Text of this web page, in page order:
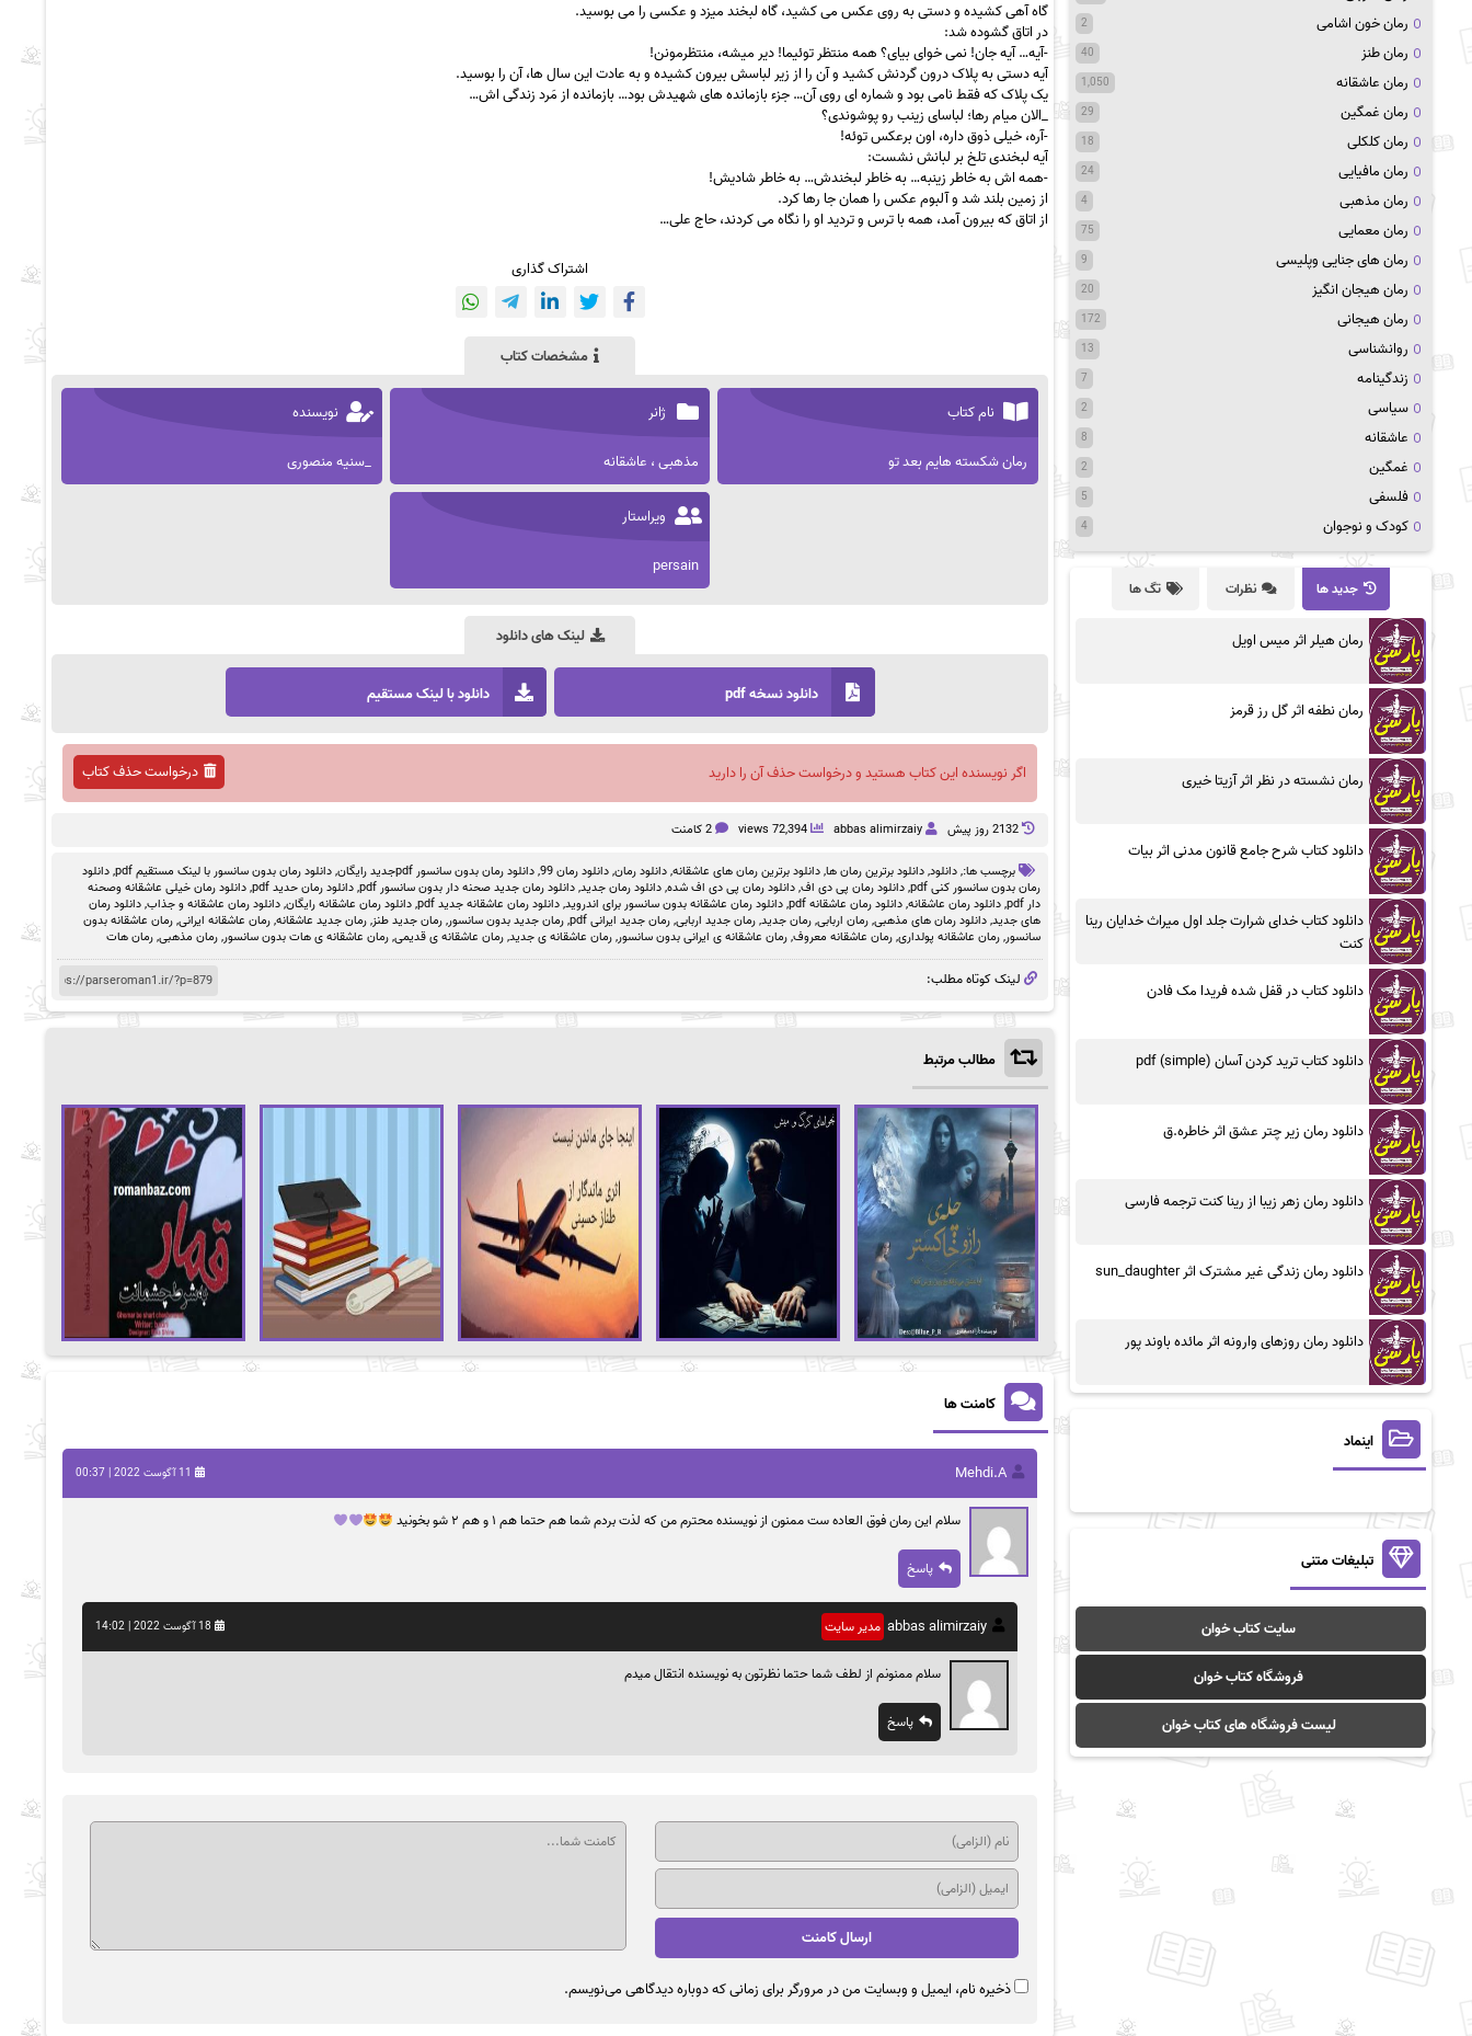
گاه آهی کشیده و دستی به روی عکس می کشید، گاه لبخند میزد و عکسی را می بوسید.
در اتاق گشوده شد:
-آیه… آیه جان! نمی خوای بیای؟ همه منتظر توئیما! دیر میشه، منتظرمونن!
آیه دستی به پلاک درون گردنش کشید و آن را از زیر لباسش بیرون کشیده و به عادت این سال ها، آن را بوسید.
یک پلاک که فقط نامی بود و شماره ای روی آن… جزء بازمانده های شهیدش بود… بازمانده از مَرد زندگی اش…
_الان میام رها؛ لباسای زینب رو پوشوندی؟
-آره، خیلی ذوق داره، اون برعکس توئه!
آیه لبخندی تلخ بر لبانش نشست:
-همه اش به خاطر زینبه… به خاطر لبخندش… به خاطر شادیش!
از زمین بلند شد و آلبوم عکس را همان جا رها کرد.
از اتاق که بیرون آمد، همه با ترس و تردید او را نگاه می کردند، حاج علی…
اشتراک گذاری
مشخصات کتاب
نام کتاب
رمان شکسته هایم بعد تو
ژانر
مذهبی ، عاشقانه
نویسنده
_سنیه منصوری
ویراستار
persain
لینک های دانلود
دانلود نسخه pdf دانلود با لینک مستقیم
اگر نویسنده این کتاب هستید و درخواست حذف آن را دارید درخواست حذف کتاب
2132 روز پيش abbas alimirzaiy
72,394 views 2 کامنت
برچسب ها:,دانلود,دانلود برترین رمان ها,دانلود برترین رمان های عاشقانه,دانلود رمان,دانلود رمان 99 ,دانلود رمان بدون سانسور pdfجدید رایگان ,دانلود رمان بدون سانسور با لینک مستقیم pdf ,دانلود
رمان بدون سانسور کنی pdf
,دانلود رمان پی دی اف,دانلود رمان پی دی اف شده,دانلود رمان جدید,دانلود رمان جدید صحنه دار بدون سانسور pdf ,دانلود رمان حدید pdf ,دانلود رمان خیلی عاشقانه وصحنه
دار pdf
,دانلود رمان عاشقانه,دانلود رمان عاشقانه pdf ,دانلود رمان عاشقانه بدون سانسور برای اندروید,دانلود رمان عاشقانه جدید pdf ,دانلود رمان عاشقانه رایگان,دانلود رمان عاشقانه و جذاب,دانلود رمان
های جدید,دانلود رمان های مذهبی,رمان اربابی,رمان جدید,رمان جدید اربابی,رمان جدید ایرانی pdf ,رمان جدید بدون سانسور,رمان جدید طنز,رمان جدید عاشقانه,رمان عاشقانه ایرانی,رمان عاشقانه بدون
سانسور,رمان عاشقانه پولداری,رمان عاشقانه معروف,رمان عاشقانه ی ایرانی بدون سانسور,رمان عاشقانه ی جدید,رمان عاشقانه ی قدیمی,رمان عاشقانه ی هات بدون سانسور,رمان مذهبی,رمان هات
لینک کوتاه مطلب:
مطالب مرتبط
کامنت ها
Mehdi.A 11 آگوست 2022 | 00:37
سلام این رمان فوق العاده ست ممنون از نویسنده محترم من که لذت بردم شما هم حتما هم ۱ و هم ۲ شو بخونید
پاسخ
abbas alimirzaiy مدیر سایت 18 آگوست 2022 | 14:02
سلام ممنونم از لطف شما حتما نظرتون به نویسنده انتقال میدم
پاسخ
ذخیره نام، ایمیل و وبسایت من در مرورگر برای زمانی که دوباره دیدگاهی می‌نویسم.
رمان خون اشامی 2
رمان طنز 40
رمان عاشقانه 1,050
رمان غمگین 29
رمان کلکلی 18
رمان مافیایی 24
رمان مذهبی 4
رمان معمایی 75
رمان های جنایی وپلیسی 9
رمان هیجان انگیز 20
رمان هیجانی 172
روانشناسی 13
زندگینامه 7
سیاسی 2
عاشقانه 8
غمگین 2
فلسفی 5
کودک و نوجوان 4
جدید ها نظرات تگ ها
رمان هیلر اثر میس اویل
رمان نطفه اثر گل رز قرمز
رمان نشسته در نظر اثر آزیتا خیری
دانلود کتاب شرح جامع قانون مدنی اثر بیات
دانلود کتاب خدای شرارت جلد اول میراث خدایان رینا
کنت
دانلود کتاب در قفل شده فریدا مک فادن
دانلود کتاب ترید کردن آسان (simple) pdf
دانلود رمان زیر چتر عشق اثر خاطره.ق
دانلود رمان زهر زیبا از رینا کنت ترجمه فارسی
دانلود رمان زندگی غیر مشترک اثر sun_daughter
دانلود رمان روزهای وارونه اثر مائده باوند پور
اینماد
تبلیغات متنی
سایت کتاب خوان
فروشگاه کتاب خوان
لیست فروشگاه های کتاب خوان